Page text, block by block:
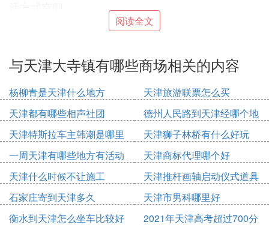
目前，和平保利广场成功引进近200个品牌，其中18
个为首次进入和平区，项目预计年销售额超过7个
展起到积极带动作用。
开业时间：已开始营业
地址：天津市河北区海河东路与狮子林大街交口
旺海国际广场首次在津推出凯文汇教育综合体，
以“教育+商业”组合模式进行探索，填补天津商业市
场空白，以凯文自有国际化教育体系为亮点，集合市
场既有青少年教育机构和品牌，打造以青少年体育、
美育、教育、培训等为一体的综合体，并配合其它精
品超市，餐饮等配套商业，形成特色教育综合体培训
基地。目前已吸引了lesuper精品超市、好利来、CO
阅读全文
与天津大寺镇有哪些商场相关的内容
杨柳青是天津什么地方
天津旅游联票怎么买
天津都有哪些相声社团
德州人民路到天津经哪个地
方
天津特斯拉车主韩潮是哪里
天津狮子林桥有什么好玩
一周天津有哪些地方有活动
天津商标代理哪个好
天津什么时候不让施工
天津推杆画轴启动仪式道具
多少钱
石家庄寄到天津多久
天津市男科哪里好
衡水到天津怎么坐车比较好
2021年天津高考超过700分